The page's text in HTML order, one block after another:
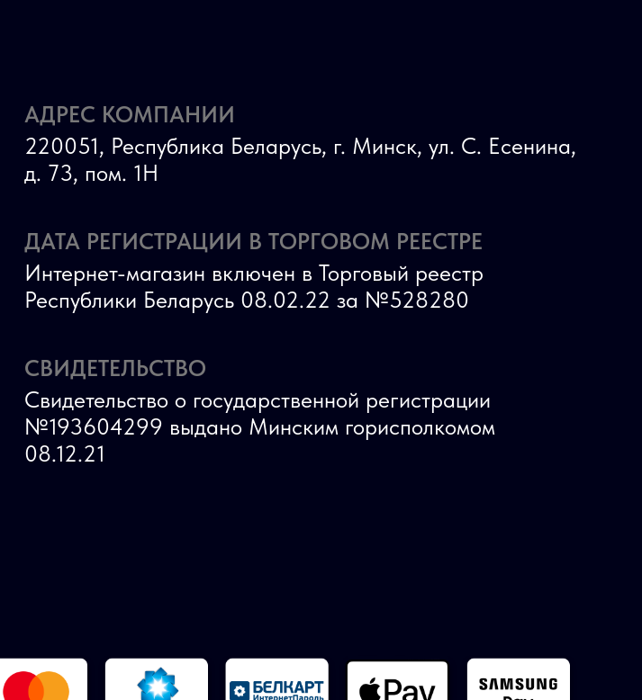
СВИДЕТЕЛЬСТВО
Свидетельство о государственной регистрации
№193604299 выдано Минским горисполкомом
08.12.21
ДАТА РЕГИСТРАЦИИ В ТОРГОВОМ РЕЕСТРЕ
Интернет-магазин включен в Торговый реестр
Республики Беларусь 08.02.22 за №528280
АДРЕС КОМПАНИИ
220051, Республика Беларусь, г. Минск, ул. С. Есенина,
д. 73, пом. 1Н